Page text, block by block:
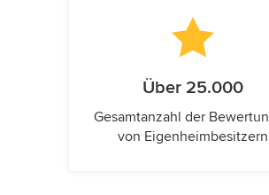
Über 25.000
Gesamtanzahl der
von Eigenheimbesitzern